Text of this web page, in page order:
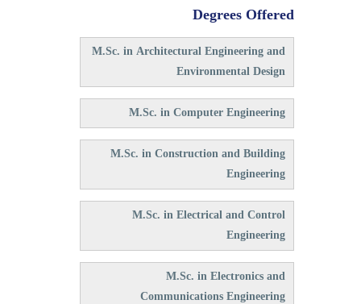
Degrees Offered
M.Sc. in Architectural Engineering and
Environmental Design
M.Sc. in Computer Engineering
M.Sc. in Construction and Building
Engineering
M.Sc. in Electrical and Control
Engineering
M.Sc. in Electronics and
Communications Engineering